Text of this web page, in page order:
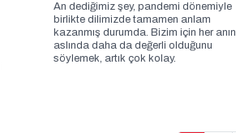
An dediğimiz şey, pandemi dönemiyle
birlikte dilimizde tamamen anlam
kazanmış durumda. Bizim için her anın
aslında daha da değerli olduğunu
söylemek, artık çok kolay.